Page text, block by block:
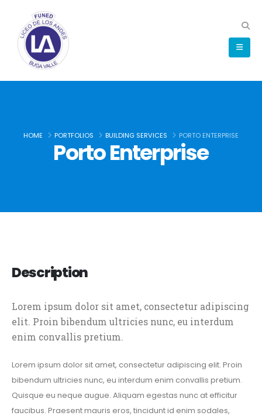
HOME PORTFOLIOS BUILDING SERVICES PORTO ENTERPRISE
Porto Enterprise
Description
Lorem ipsum dolor sit amet, consectetur adipiscing
elit. Proin bibendum ultricies nunc, eu interdum
enim convallis pretium.
Lorem ipsum dolor sit amet, consectetur adipiscing elit. Proin
bibendum ultricies nunc, eu interdum enim convallis pretium.
Quisque eu neque augue. Aliquam egestas nunc at efficitur
faucibus. Praesent mauris eros, tincidunt id enim sodales,